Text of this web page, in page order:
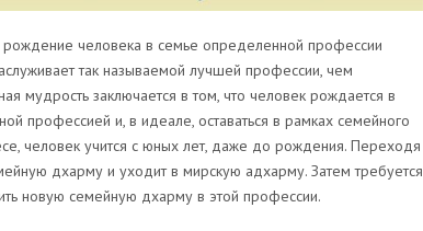
человека в семье определенной профессии
так называемой лучшей профессии, чем
мудрость заключается в том, что человек рождается в
профессией и, в идеале, оставаться в рамках семейного
человек учится с юных лет, даже до рождения. Переходя
дхарму и уходит в мирскую адхарму. Затем требуется
новую семейную дхарму в этой профессии.